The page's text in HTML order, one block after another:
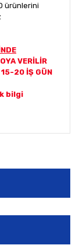
ürünlerini
VERİLİR
15-20 İŞ GÜN
bilgi
ve